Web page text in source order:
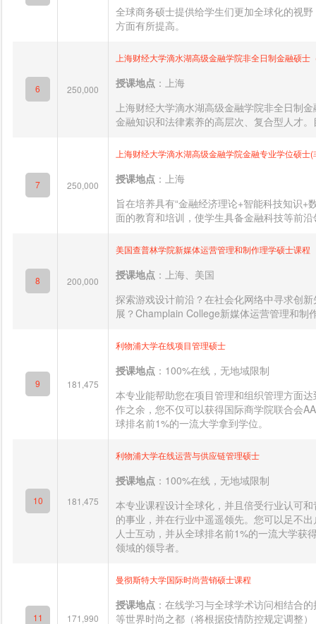
全球商务硕士提供给学生们更加全球化的视
方面有所提高。
6 250,000
上海财经大学滴水湖高级金融学院非全日制金融硕士
授课地点 ：上海
上海财经大学滴水湖高级金融学院非全日制
金融知识和法律素养的高层次、复合型人才
7 250,000
上海财经大学滴水湖高级金融学院金融专业学位硕士
授课地点 ：上海
旨在培养具有“金融经济理论+智能科技知识
面的教育和培训，使学生具备金融科技等前
8 200,000
美国查普林学院新媒体运营管理和制作理学硕士课程
授课地点 ：上海、美国
探索游戏设计前沿？在社会化网络中寻求创
展？Champlain College新媒体运营管理和
9 181,475
利物浦大学在线项目管理硕士
授课地点 ：100%在线，无地域限制
本专业能帮助您在项目管理和组织管理方面
作之余，您不仅可以获得国际商学院联合会
球排名前1%的一流大学拿到学位。
10 181,475
利物浦大学在线运营与供应链管理硕士
授课地点 ：100%在线，无地域限制
本专业课程设计全球化，并且倍受行业认可
的事业，并在行业中遥遥领先。您可以足不
人士互动，并从全球排名前1%的一流大学获
领域的领导者。
11 171,990
曼彻斯特大学国际时尚营销硕士课程
授课地点 ：在线学习与全球学术访问相结合
等世界时尚之都（将根据疫情防控规定调整）